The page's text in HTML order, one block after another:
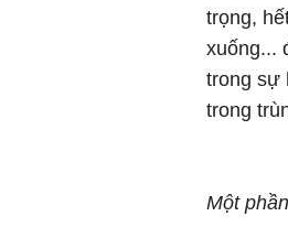
trọng,
xuống...
trong sự
trong
Một